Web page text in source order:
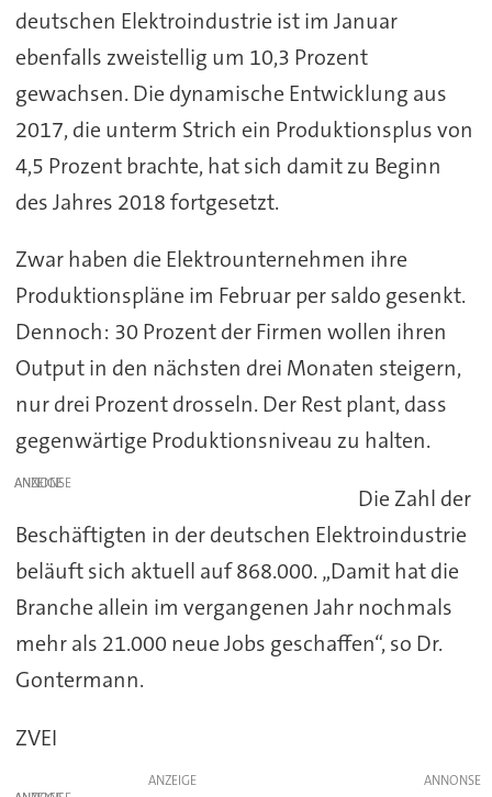
deutschen Elektroindustrie ist im Januar
ebenfalls zweistellig um 10,3 Prozent
gewachsen. Die dynamische Entwicklung aus
2017, die unterm Strich ein Produktionsplus von
4,5 Prozent brachte, hat sich damit zu Beginn
des Jahres 2018 fortgesetzt.
Zwar haben die Elektrounternehmen ihre
Produktionspläne im Februar per saldo gesenkt.
Dennoch: 30 Prozent der Firmen wollen ihren
Output in den nächsten drei Monaten steigern,
nur drei Prozent drosseln. Der Rest plant, dass
gegenwärtige Produktionsniveau zu halten.
ANZEIGE
Die Zahl der
Beschäftigten in der deutschen Elektroindustrie
beläuft sich aktuell auf 868.000. „Damit hat die
Branche allein im vergangenen Jahr nochmals
mehr als 21.000 neue Jobs geschaffen“, so Dr.
Gontermann.
ZVEI
ANZEIGE